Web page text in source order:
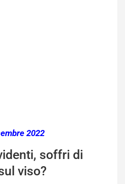
2022
soffri di
viso?